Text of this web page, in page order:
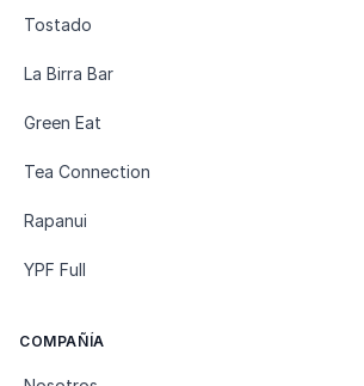
Tostado
La Birra Bar
Green Eat
Tea Connection
Rapanui
YPF Full
COMPAÑÍA